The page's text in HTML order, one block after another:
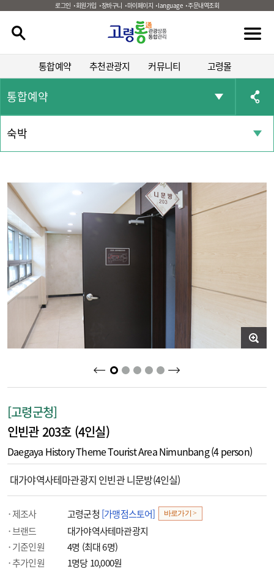
로그인 회원가입 장바구니 마이페이지 language 주문내역조회
통합예약 추천관광지 커뮤니티 고령몰
통합예약
숙박
2 3 4 5
[고령군청]
인빈관 203호 (4인실)
Daegaya History Theme Tourist Area Nimunbang (4 person)
대가야역사테마관광지 인빈관 니문방(4인실)
제조사 고령군청 [가맹점스토어] 바로가기 >
브랜드
대가야역사테마관광지
기준인원
4명 (최대 6명)
추가인원
1명당 10,000원